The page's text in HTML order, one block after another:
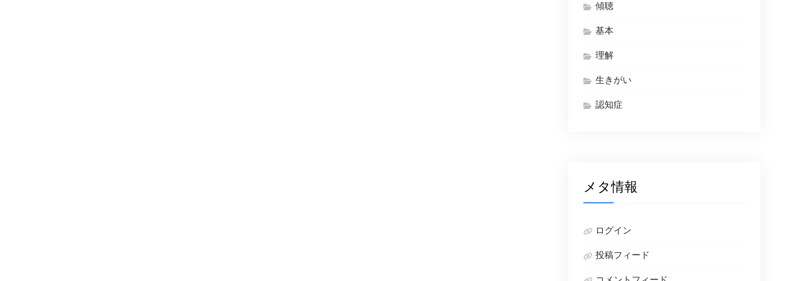
傾聴
基本
理解
生きがい
認知症
メタ情報
ログイン
投稿フィード